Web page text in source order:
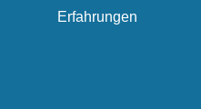
Erfahrungen